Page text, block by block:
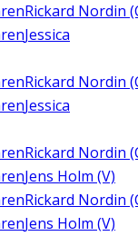
Rickard Nordin
Jessica
Rickard Nordin
Jessica
Rickard Nordin
Jens Holm (V)
Rickard Nordin
Jens Holm (V)